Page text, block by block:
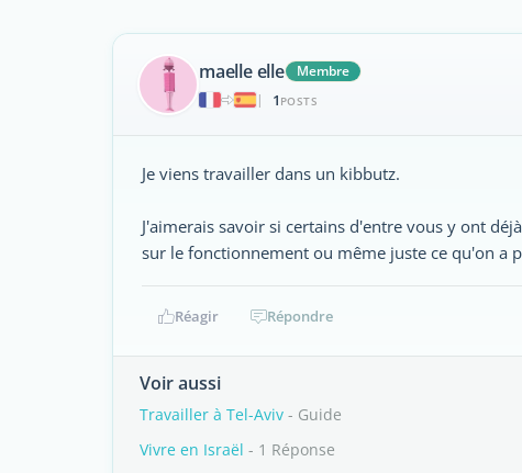
maelle elle
Membre
|
1 POSTS
Je viens travailler dans un kibbutz.
J'aimerais savoir si certains d'entre vous y ont
sur le fonctionnement ou même juste ce qu'on a
Réagir Répondre
Voir aussi
Travailler à Tel-Aviv - Guide
Vivre en Israël - 1 Réponse